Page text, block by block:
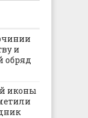
и
обряд
иконы